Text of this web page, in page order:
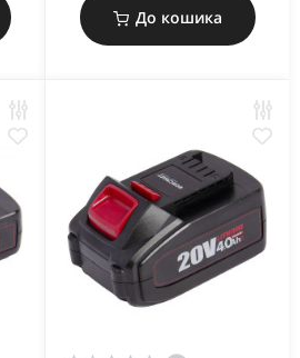
До кошика